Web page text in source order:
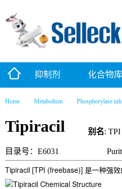
抑制剂 化合物库
Home Metabolism Phosphorylase
Tipiracil 别名: TPI
目录号：E6031
Tipiracil [TPI (freebase)] 是一种强效